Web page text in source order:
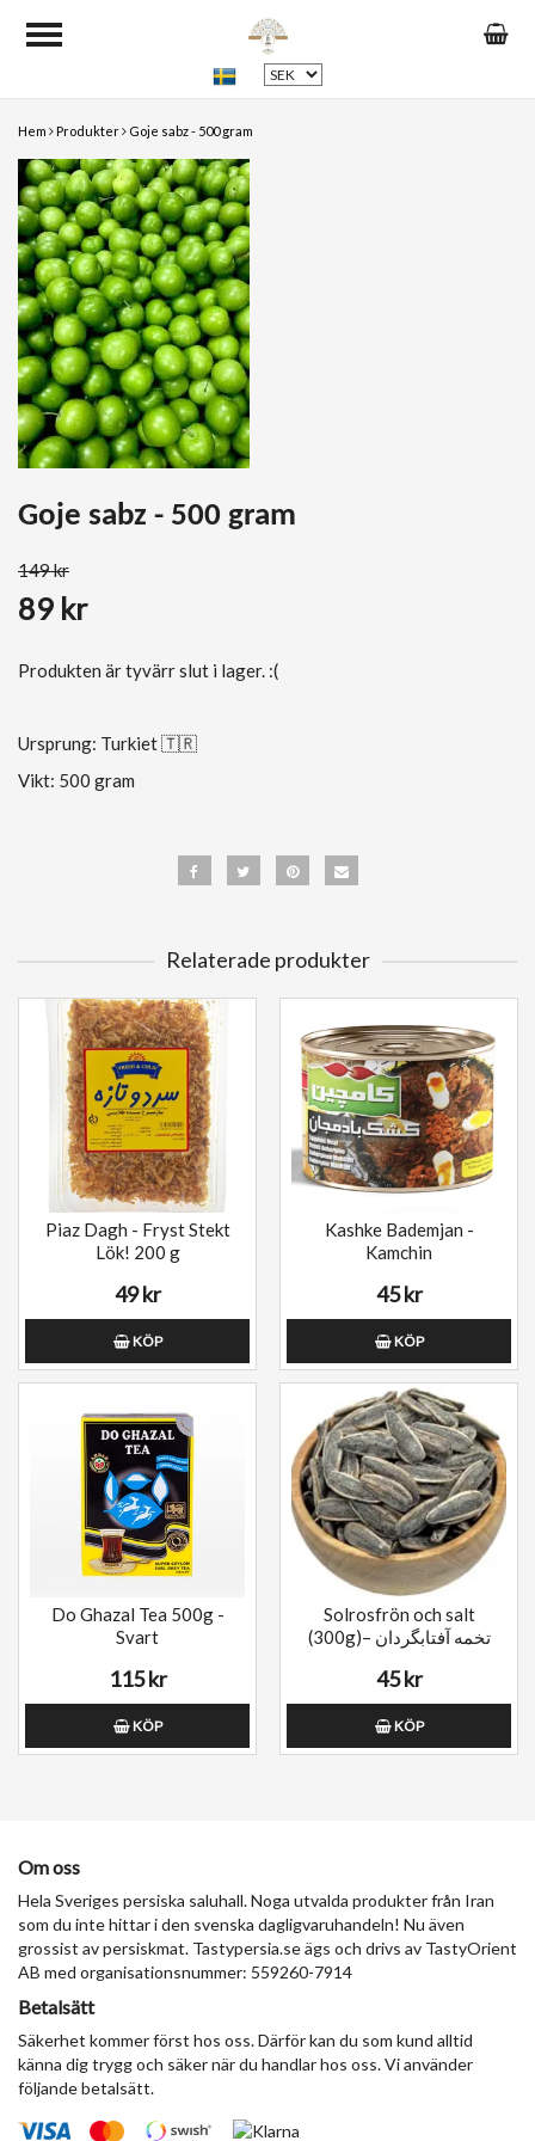
Hem Produkter Goje sabz - 500 gram
Goje sabz - 500 gram
149 kr
89 kr
Produkten är tyvärr slut i lager. :(
Ursprung: Turkiet 🇹🇷
Vikt: 500 gram
Relaterade produkter
Piaz Dagh - Fryst Stekt
Lök! 200 g
49 kr
KÖP
Kashke Bademjan -
Kamchin
45 kr
KÖP
Do Ghazal Tea 500g -
Svart
115 kr
KÖP
Solrosfrön och salt
(300g)– تخمه آفتابگردان
45 kr
KÖP
Om oss
Hela Sveriges persiska saluhall. Noga utvalda produkter från Iran
som du inte hittar i den svenska dagligvaruhandeln! Nu även
grossist av persiskmat. Tastypersia.se ägs och drivs av TastyOrient
AB med organisationsnummer: 559260-7914
Betalsätt
Säkerhet kommer först hos oss. Därför kan du som kund alltid
känna dig trygg och säker när du handlar hos oss. Vi använder
följande betalsätt.